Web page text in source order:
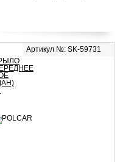
Артикул №: SK-59731